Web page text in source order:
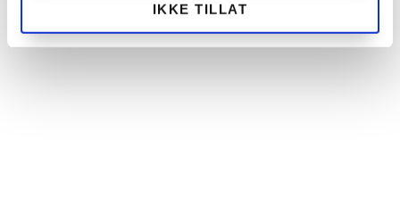
IKKE TILLAT